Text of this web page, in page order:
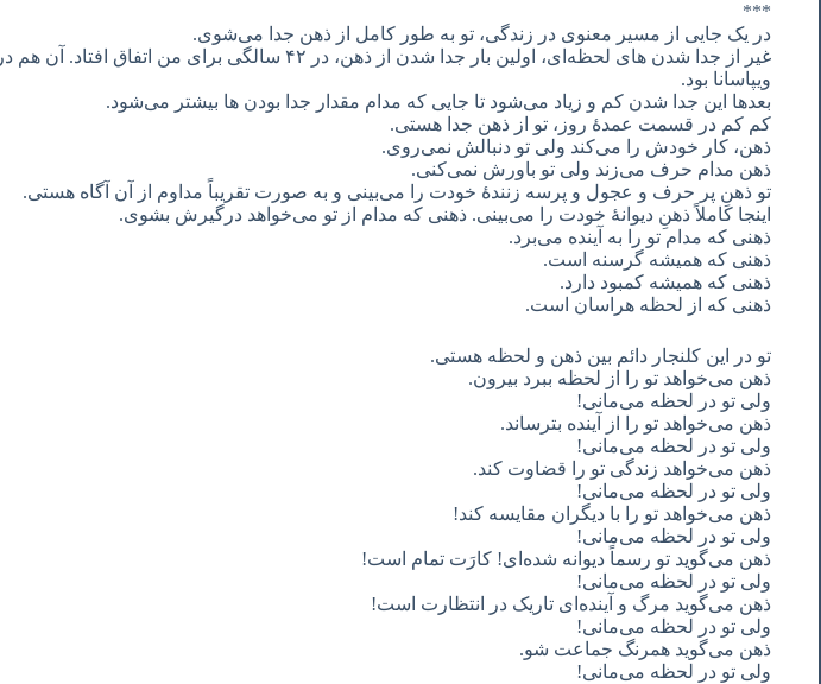
***
در یک جایی از مسیر معنوی در زندگی، تو به طور کامل از ذهن جدا می‌شوی.
غیر از جدا شدن های لحظه‌ای، اولین بار جدا شدن از ذهن، در ۴٢ سالگی برای من اتفاق افتاد. آن هم در
ویپاسانا بود.
بعدها این جدا شدن کم و زیاد می‌شود تا جایی که مدام مقدار جدا بودن ها بیشتر می‌شود.
کم کم در قسمت عمدۀ روز، تو از ذهن جدا هستی.
ذهن، کار خودش را می‌کند ولی تو دنبالش نمی‌روی.
ذهن مدام حرف می‌زند ولی تو باورش نمی‌کنی.
تو ذهنِ پر حرف و عجول و پرسه زنندۀ خودت را می‌بینی و به صورت تقریباً مداوم از آن آگاه هستی.
اینجا کاملاً ذهنِ دیوانۀ خودت را می‌بینی. ذهنی که مدام از تو می‌خواهد درگیرش بشوی.
ذهنی که مدام تو را به آینده می‌برد.
ذهنی که همیشه گرسنه است.
ذهنی که همیشه کمبود دارد.
ذهنی که از لحظه هراسان است.
تو در این کلنجار دائم بین ذهن و لحظه هستی.
ذهن می‌خواهد تو را از لحظه ببرد بیرون.
ولی تو در لحظه می‌مانی!
ذهن می‌خواهد تو را از آینده بترساند.
ولی تو در لحظه می‌مانی!
ذهن می‌خواهد زندگی تو را قضاوت کند.
ولی تو در لحظه می‌مانی!
ذهن می‌خواهد تو را با دیگران مقایسه کند!
ولی تو در لحظه می‌مانی!
ذهن می‌گوید تو رسماً دیوانه شده‌ای! کارَت تمام است!
ولی تو در لحظه می‌مانی!
ذهن می‌گوید مرگ و آینده‌ای تاریک در انتظارت است!
ولی تو در لحظه می‌مانی!
ذهن می‌گوید همرنگ جماعت شو.
ولی تو در لحظه می‌مانی!